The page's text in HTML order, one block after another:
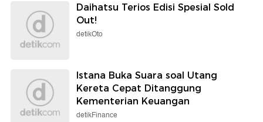
Daihatsu Terios Edisi Spesial Sold
Out!
detikOto
Istana Buka Suara soal Utang
Kereta Cepat Ditanggung
Kementerian Keuangan
detikFinance